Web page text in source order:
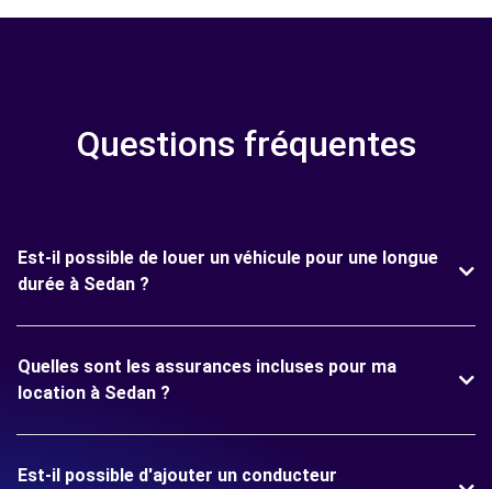
Questions fréquentes
Est-il possible de louer un véhicule pour une longue
durée à Sedan ?
Quelles sont les assurances incluses pour ma
location à Sedan ?
Est-il possible d'ajouter un conducteur